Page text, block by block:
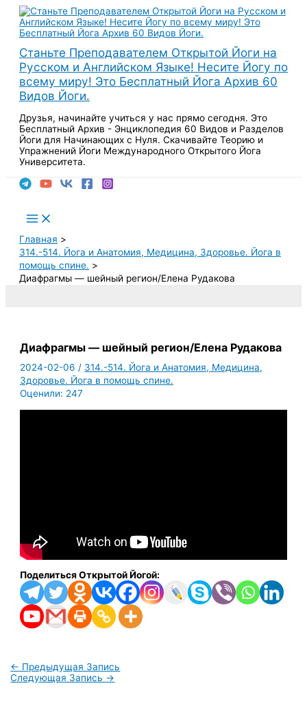
Перейти
содержимому
Станьте Преподавателем Открытой Йоги на
Русском и Английском Языке! Несите Йогу по
всему миру! Это Бесплатный Йога Архив 60
Видов Йоги.
Друзья, начинайте учиться у нас прямо сегодня. Это
Бесплатный Архив - Энциклопедия 60 Видов и Разделов
Йоги для Начинающих с Нуля. Скачивайте Теорию и
Упражнений Йоги Международного Открытого Йога
Университета.
Main
Menu
Главная
314.-514. Йога и Анатомия, Медицина, Здоровье. Йога в
помощь спине.
Диафрагмы — шейный регион/Елена Рудакова
Диафрагмы — шейный регион/Елена Рудакова
2024-02-06/ 314.-514. Йога и Анатомия, Медицина,
Здоровье. Йога в помощь спине.
Оценили: 247
Поделиться Открытой Йогой:
← Предыдущая Запись
Следующая Запись →